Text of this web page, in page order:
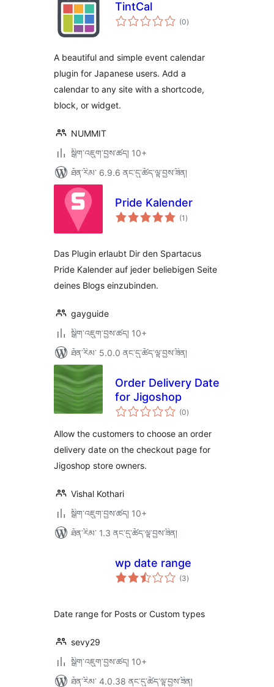
TintCal
(0གདེང་
འཇོག་
)
A beautiful and simple event calendar
plugin for Japanese users. Add a
calendar to any site with a shortcode,
block, or widget.
NUMMIT
སྒྲིག་འཇུག་བྱས་ཚད། 10+
ཐོན་རིམ་ 6.9.6 ནང་དུ་ཚོད་ལྟ་བྱས་ཟིན།
Pride Kalender
(1 གདེང་
འཇོག་
)
Das Plugin erlaubt Dir den Spartacus
Pride Kalender auf jeder beliebigen Seite
deines Blogs einzubinden.
gayguide
སྒྲིག་འཇུག་བྱས་ཚད། 10+
ཐོན་རིམ་ 5.0.0 ནང་དུ་ཚོད་ལྟ་བྱས་ཟིན།
Order Delivery Date
for Jigoshop
(0གདེང་
འཇོག་
ཚང་།
)
Allow the customers to choose an order
delivery date on the checkout page for
Jigoshop store owners.
Vishal Kothari
སྒྲིག་འཇུག་བྱས་ཚད། 10+
ཐོན་རིམ་ 1.3 ནང་དུ་ཚོད་ལྟ་བྱས་ཟིན།
wp date range
(3གདེང་
འཇོག་
)
Date range for Posts or Custom types
sevy29
སྒྲིག་འཇུག་བྱས་ཚད། 10+
ཐོན་རིམ་ 4.0.38 ནང་དུ་ཚོད་ལྟ་བྱས་ཟིན།